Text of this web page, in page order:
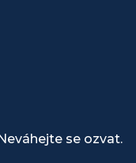
se ozvat.